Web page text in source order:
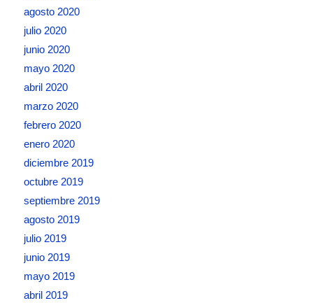
agosto 2020
julio 2020
junio 2020
mayo 2020
abril 2020
marzo 2020
febrero 2020
enero 2020
diciembre 2019
octubre 2019
septiembre 2019
agosto 2019
julio 2019
junio 2019
mayo 2019
abril 2019